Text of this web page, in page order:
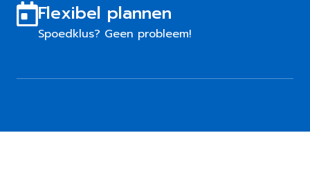
Flexibel plannen
Spoedklus? Geen probleem!